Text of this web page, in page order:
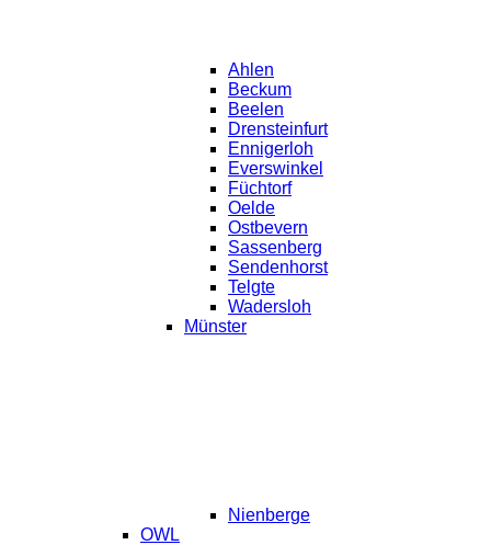
Ahlen
Beckum
Beelen
Drensteinfurt
Ennigerloh
Everswinkel
Füchtorf
Oelde
Ostbevern
Sassenberg
Sendenhorst
Telgte
Wadersloh
Münster
Nienberge
OWL